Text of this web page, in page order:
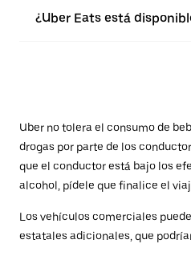
¿Uber Eats está
Uber no tolera el consumo de
drogas por parte de los
que el conductor está bajo los
alcohol, pídele que finalice el
Los vehículos comerciales
estatales adicionales, que